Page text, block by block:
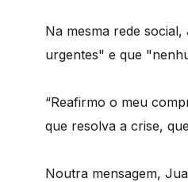
Na mesma rede
urgentes" e que
“Reafirmo o meu
que resolva a crise,
Noutra mensagem,